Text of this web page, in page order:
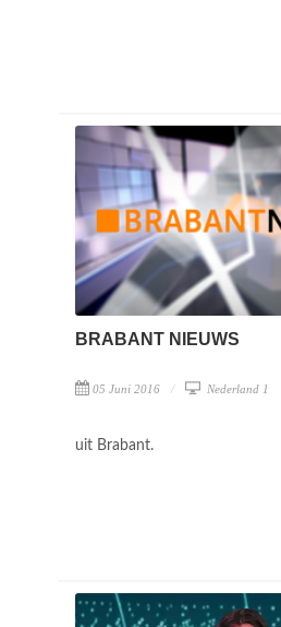
BRABANT NIEUWS
05 Juni 2016 Nederland 1
uit Brabant.